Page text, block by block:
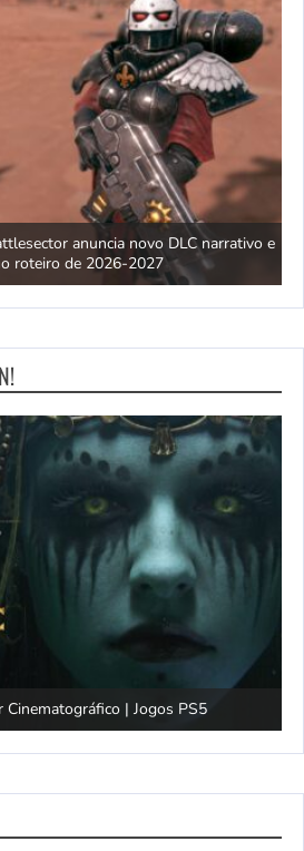
anuncia novo DLC narrativo e
roteiro de 2026-2027
| Jogos PS5